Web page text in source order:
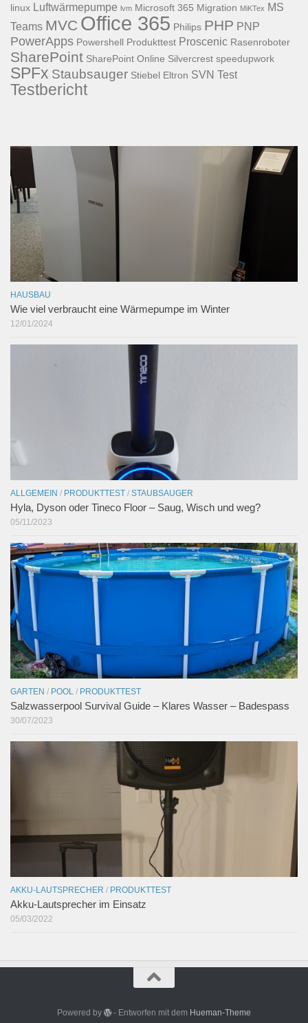
linux Luftwärmepumpe lvm Microsoft 365 Migration MiKTex MS
Teams MVC Office 365 Philips PHP PNP
PowerApps Powershell Produkttest Proscenic Rasenroboter
SharePoint SharePoint Online Silvercrest speedupwork
SPFx Staubsauger Stiebel Eltron SVN Test
Testbericht
HAUSBAU
Wie viel verbraucht eine Wärmepumpe im Winter
12/01/2024
ALLGEMEIN / PRODUKTTEST / STAUBSAUGER
Hyla, Dyson oder Tineco Floor – Saug, Wisch und weg?
05/11/2023
GARTEN / POOL / PRODUKTTEST
Salzwasserpool Survival Guide – Klares Wasser – Badespass
30/07/2023
AKKU-LAUTSPRECHER / PRODUKTTEST
Akku-Lautsprecher im Einsatz
05/03/2022
Powered by - Entworfen mit dem Hueman-Theme